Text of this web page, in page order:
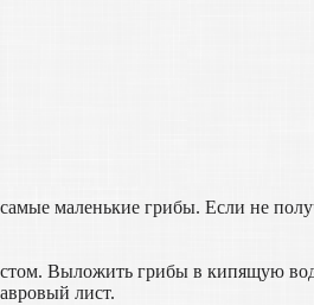
маленькие грибы. Если не
Выложить грибы в кипящую
лист.